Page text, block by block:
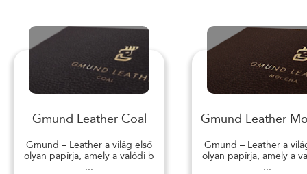
Gmund Leather Coal
Gmund – Leather a világ első
olyan papírja, amely a valódi b
...
Gmund Leather
Gmund – Leather a
olyan papírja, amely a
...